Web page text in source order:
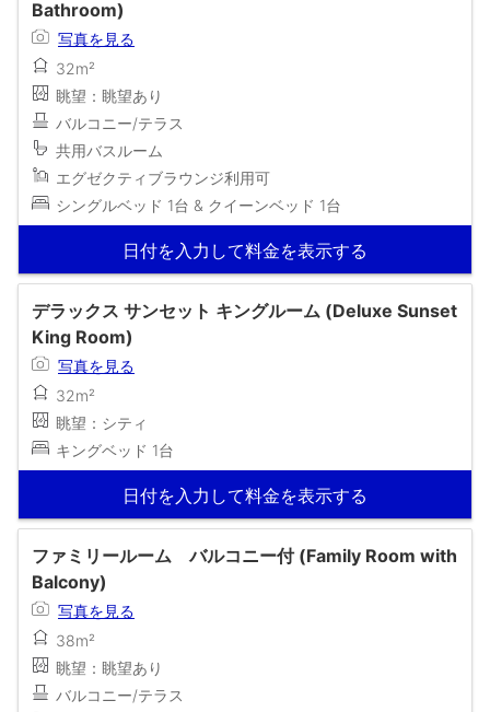
Bathroom)
写真を見る
32m²
眺望：眺望あり
バルコニー/テラス
共用バスルーム
エグゼクティブラウンジ利用可
シングルベッド 1台 & クイーンベッド 1台
日付を入力して料金を表示する
デラックス サンセット キングルーム (Deluxe Sunset
King Room)
写真を見る
32m²
眺望：シティ
キングベッド 1台
日付を入力して料金を表示する
ファミリールーム バルコニー付 (Family Room with
Balcony)
写真を見る
38m²
眺望：眺望あり
バルコニー/テラス